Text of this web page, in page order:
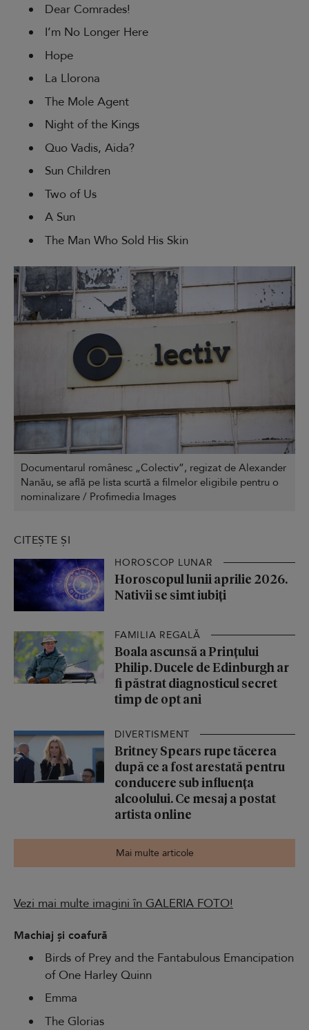
Dear Comrades!
I’m No Longer Here
Hope
La Llorona
The Mole Agent
Night of the Kings
Quo Vadis, Aida?
Sun Children
Two of Us
A Sun
The Man Who Sold His Skin
Documentarul românesc „Colectiv”, regizat de Alexander
Nanău, se află pe lista scurtă a filmelor eligibile pentru o
nominalizare / Profimedia Images
CITEȘTE ȘI
HOROSCOP LUNAR
Horoscopul lunii aprilie 2026.
Nativii se simt iubiți
FAMILIA REGALĂ
Boala ascunsă a Prințului
Philip. Ducele de Edinburgh ar
fi păstrat diagnosticul secret
timp de opt ani
DIVERTISMENT
Britney Spears rupe tăcerea
după ce a fost arestată pentru
conducere sub influența
alcoolului. Ce mesaj a postat
artista online
Mai multe articole
Vezi mai multe imagini în GALERIA FOTO!
Machiaj și coafură
Birds of Prey and the Fantabulous Emancipation
of One Harley Quinn
Emma
The Glorias